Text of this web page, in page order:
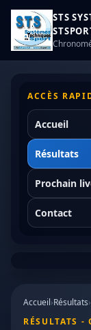
STS
ACCÈS
Accueil
Résultats
Prochain
Contact
Accueil›Résultats›
RÉSULTATS -